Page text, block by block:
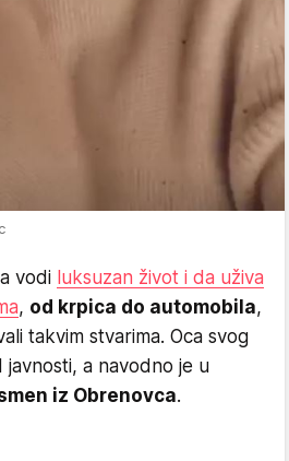
vodi luksuzan život i da uživa
, od krpica do automobila,
takvim stvarima. Oca svog
a navodno je u
iz Obrenovca.